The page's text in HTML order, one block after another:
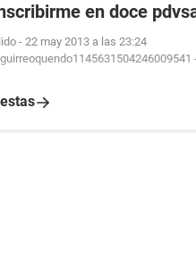
en doce
- 22 may 2013 a las 23:24